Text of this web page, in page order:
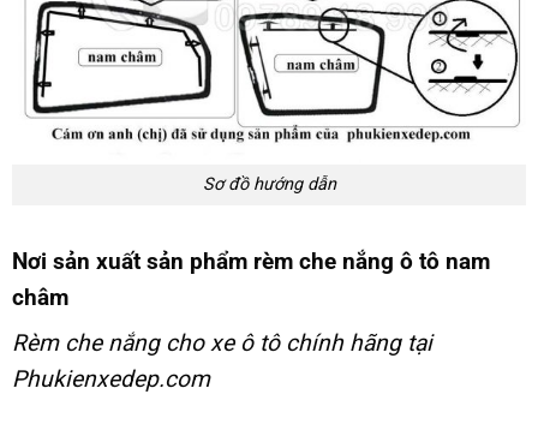
Sơ đồ hướng dẫn
Nơi sản xuất sản phẩm rèm che nắng ô tô nam
châm
Rèm che nắng cho xe ô tô chính hãng tại
Phukienxedep.com